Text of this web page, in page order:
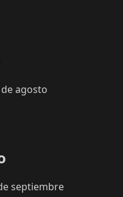
agosto
septiembre